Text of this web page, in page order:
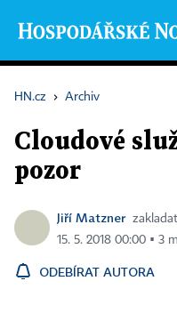
HN.cz › Archiv
Cloudové
pozor
Jiří Matzner
15. 5. 2018 00:00 ▪ 3
ODEBÍRAT AUTORA